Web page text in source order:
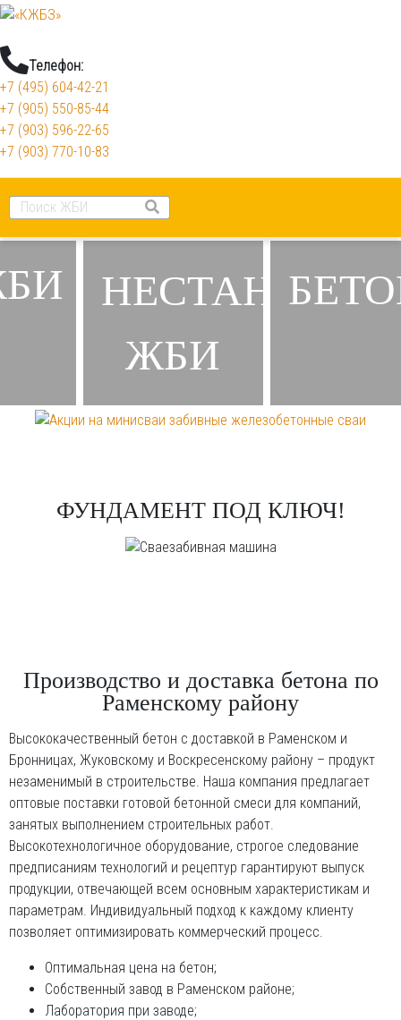
Телефон:
+7 (495) 604-42-21
+7 (905) 550-85-44
+7 (903) 596-22-65
+7 (903) 770-10-83
ЖБИ
ФУНДАМЕНТ ПОД КЛЮЧ!
Производство и доставка бетона по
Раменскому району
Высококачественный бетон с доставкой в Раменском и
Бронницах, Жуковскому и Воскресенскому району – продукт
незаменимый в строительстве. Наша компания предлагает
оптовые поставки готовой бетонной смеси для компаний,
занятых выполнением строительных работ.
Высокотехнологичное оборудование, строгое следование
предписаниям технологий и рецептур гарантируют выпуск
продукции, отвечающей всем основным характеристикам и
параметрам. Индивидуальный подход к каждому клиенту
позволяет оптимизировать коммерческий процесс.
Оптимальная цена на бетон;
Собственный завод в Раменском районе;
Лаборатория при заводе;